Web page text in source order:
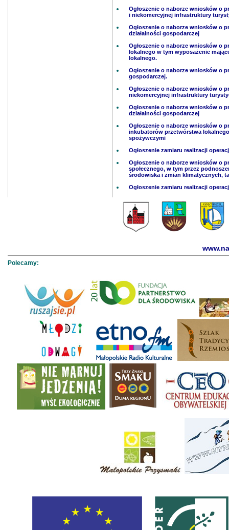
Ogłoszenie o naborze wniosków o
i niekomercyjnej infrastruktury
Ogłoszenie o naborze wniosków o
działalności gospodarczej
Ogłoszenie o naborze wniosków o
lokalnego w tym wyposażenie
lokalnego.
Ogłoszenie o naborze wniosków o
gospodarczej.
Ogłoszenie o naborze wniosków o
niekomercyjnej infrastruktury
Ogłoszenie o naborze wniosków o
działalności gospodarczej
Ogłoszenie o naborze wniosków o
inkubatorów przetwórstwa
spożywczymi
Ogłoszenie zamiaru realizacji
Ogłoszenie o naborze wniosków o
społecznego, w tym przez
środowiska i zmian klimatycznych,
Ogłoszenie zamiaru realizacji
Polecamy: